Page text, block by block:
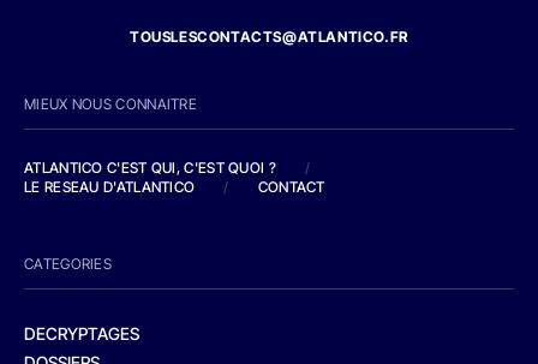
TOUSLESCONTACTS@ATLANTICO.FR
MIEUX NOUS CONNAITRE
ATLANTICO C'EST QUI, C'EST QUOI ?
/
LE RESEAU D'ATLANTICO
/ CONTACT
CATEGORIES
DECRYPTAGES